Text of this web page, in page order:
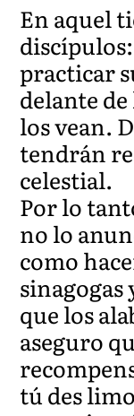
En aquel
practicar
delante
los vean.
tendrán
celestial.
Por lo
no lo
como
sinagogas
que los
aseguro
tú des